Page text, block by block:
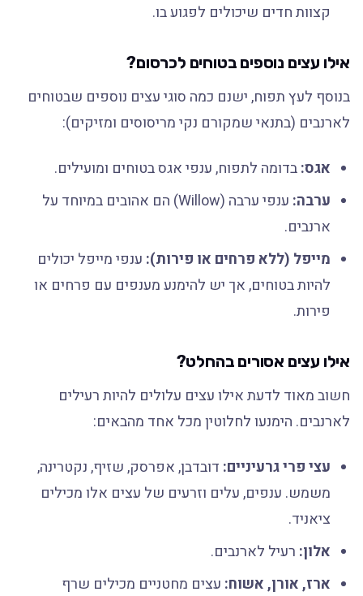
קצוות חדים שיכולים לפגוע בו.
אילו עצים נוספים בטוחים לכרסום?
בנוסף לעץ תפוח, ישנם כמה סוגי עצים נוספים שבטוחים
לארנבים (בתנאי שמקורם נקי מריסוסים ומזיקים):
אגס:בדומה לתפוח, ענפי אגס בטוחים ומועילים.
ערבה:
ענפי ערבה (Willow) הם אהובים במיוחד על
ארנבים.
מייפל (ללא פרחים או פירות):ענפי מייפל יכולים
להיות בטוחים, אך יש להימנע מענפים עם פרחים או
פירות.
אילו עצים אסורים בהחלט?
חשוב מאוד לדעת אילו עצים עלולים להיות רעילים
לארנבים. הימנעו לחלוטין מכל אחד מהבאים:
עצי פרי גרעיניים:דובדבן, אפרסק, שזיף, נקטרינה,
משמש. ענפים, עלים וזרעים של עצים אלו מכילים
ציאניד.
אלון:רעיל לארנבים.
ארז, אורן, אשוח:עצים מחטניים מכילים שרף